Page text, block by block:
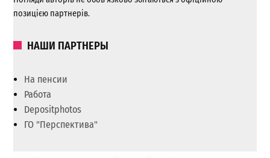
позицією партнерів.
НАШИ ПАРТНЕРЫ
На пенсии
Работа
Depositphotos
ГО "Перспектива"